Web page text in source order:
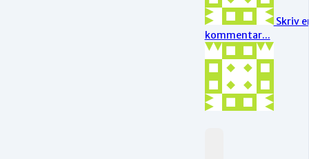
Skriv
kommentar...